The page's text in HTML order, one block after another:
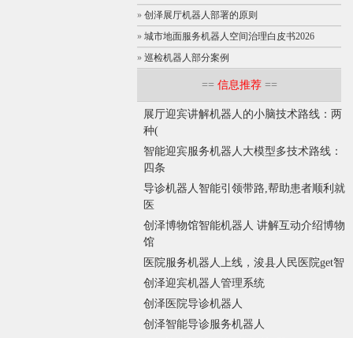
» 创泽展厅机器人部署的原则
» 城市地面服务机器人空间治理白皮书2026
» 巡检机器人部分案例
== 信息推荐==
展厅迎宾讲解机器人的小脑技术路线：两
种(
智能迎宾服务机器人大模型多技术路线：
四条
导诊机器人智能引领带路,帮助患者顺利就
医
创泽博物馆智能机器人 讲解互动介绍博物
馆
医院服务机器人上线，浚县人民医院get智
创泽迎宾机器人管理系统
创泽医院导诊机器人
创泽智能导诊服务机器人